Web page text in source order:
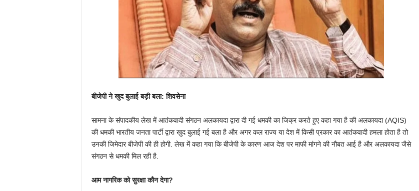
बीजेपी ने खुद बुलाई बड़ी बला: शिवसेना
सामना के संपादकीय लेख में आतंकवादी संगठन अलकायदा द्वारा दी गई धमकी का जिक्र करते हुए कहा गया है की अलकायदा (AQIS)
की धमकी भारतीय जनता पार्टी द्वारा खुद बुलाई गई बला है और अगर कल राज्य या देश में किसी प्रकार का आतंकवादी हमला होता है तो
उनकी जिमेदार बीजेपी की ही होगी. लेख में कहा गया कि बीजेपी के कारण आज देश पर माफी मांगने की नौबत आई है और अलकायदा जैसे
संगठन से धमकी मिल रही है.
आम नागरिक को सुरक्षा कौन देगा?